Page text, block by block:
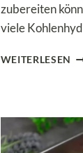
zubereiten
viele
WEITERLESEN